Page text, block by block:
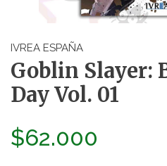
IVREA ESPAÑA
Goblin Slayer:
Day Vol. 01
$62.000